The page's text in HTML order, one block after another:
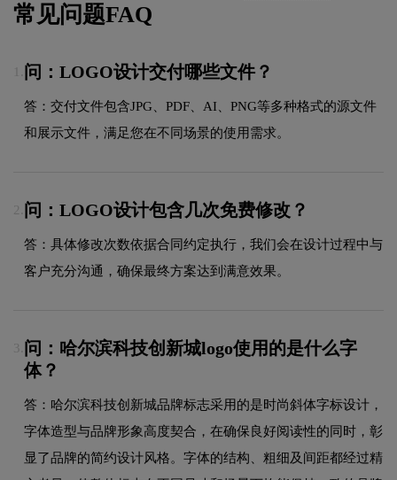
常见问题FAQ
问：LOGO设计交付哪些文件？
答：交付文件包含JPG、PDF、AI、PNG等多种格式的源文件
和展示文件，满足您在不同场景的使用需求。
2. 问：LOGO设计包含几次免费修改？
答：具体修改次数依据合同约定执行，我们会在设计过程中与
客户充分沟通，确保最终方案达到满意效果。
3. 问：哈尔滨科技创新城logo使用的是什么字
体？
答：哈尔滨科技创新城品牌标志采用的是时尚斜体字标设计，
字体造型与品牌形象高度契合，在确保良好阅读性的同时，彰
显了品牌的简约设计风格。字体的结构、粗细及间距都经过精